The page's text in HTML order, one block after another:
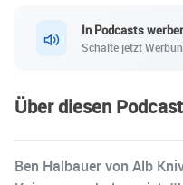
In Podcasts
Schalte jetzt
Über diesen Podcast
Ben Halbauer von Alb